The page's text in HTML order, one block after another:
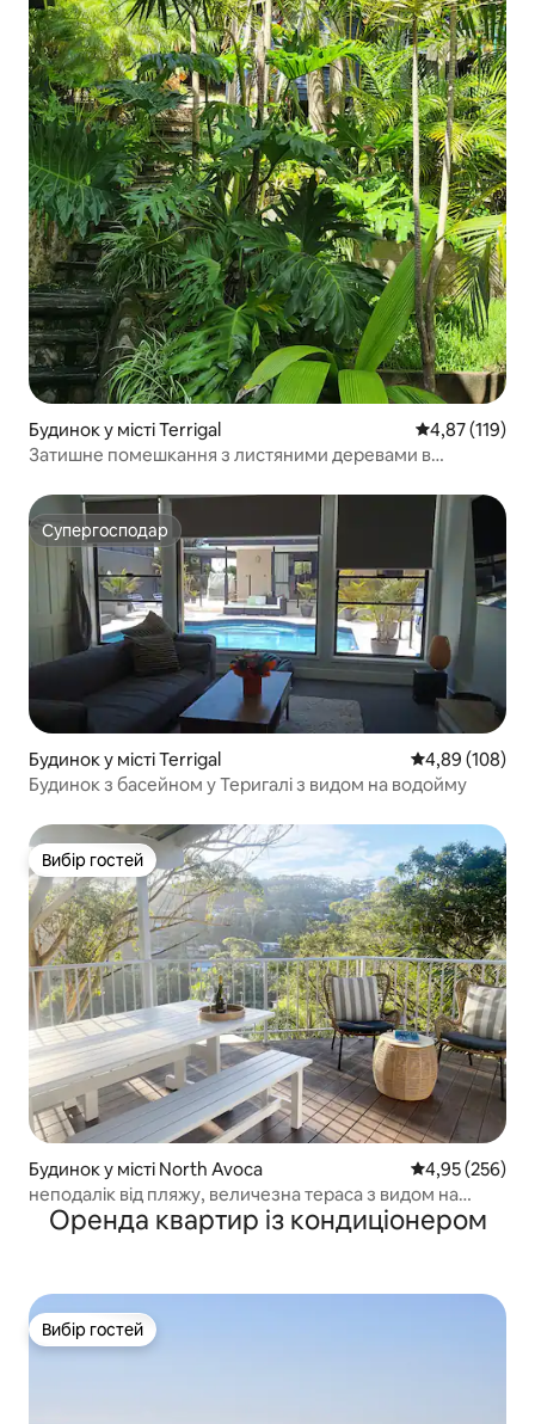
Будинок у місті Terrigal Середня
4,87 (119)
Затишне помешкання з листяними деревами в
Супергосподар
Супергосподар
Будинок у місті Terrigal Середня
4,89 (108)
Будинок з басейном у Теригалі з видом на водойму
Вибір гостей
Вибір гостей
Будинок у місті North Avoca Середня
4,95 (256)
неподалік від пляжу, величезна тераса з видом на
долину, камін
Оренда квартир із кондиціонером
Вибір гостей
Вибір гостей